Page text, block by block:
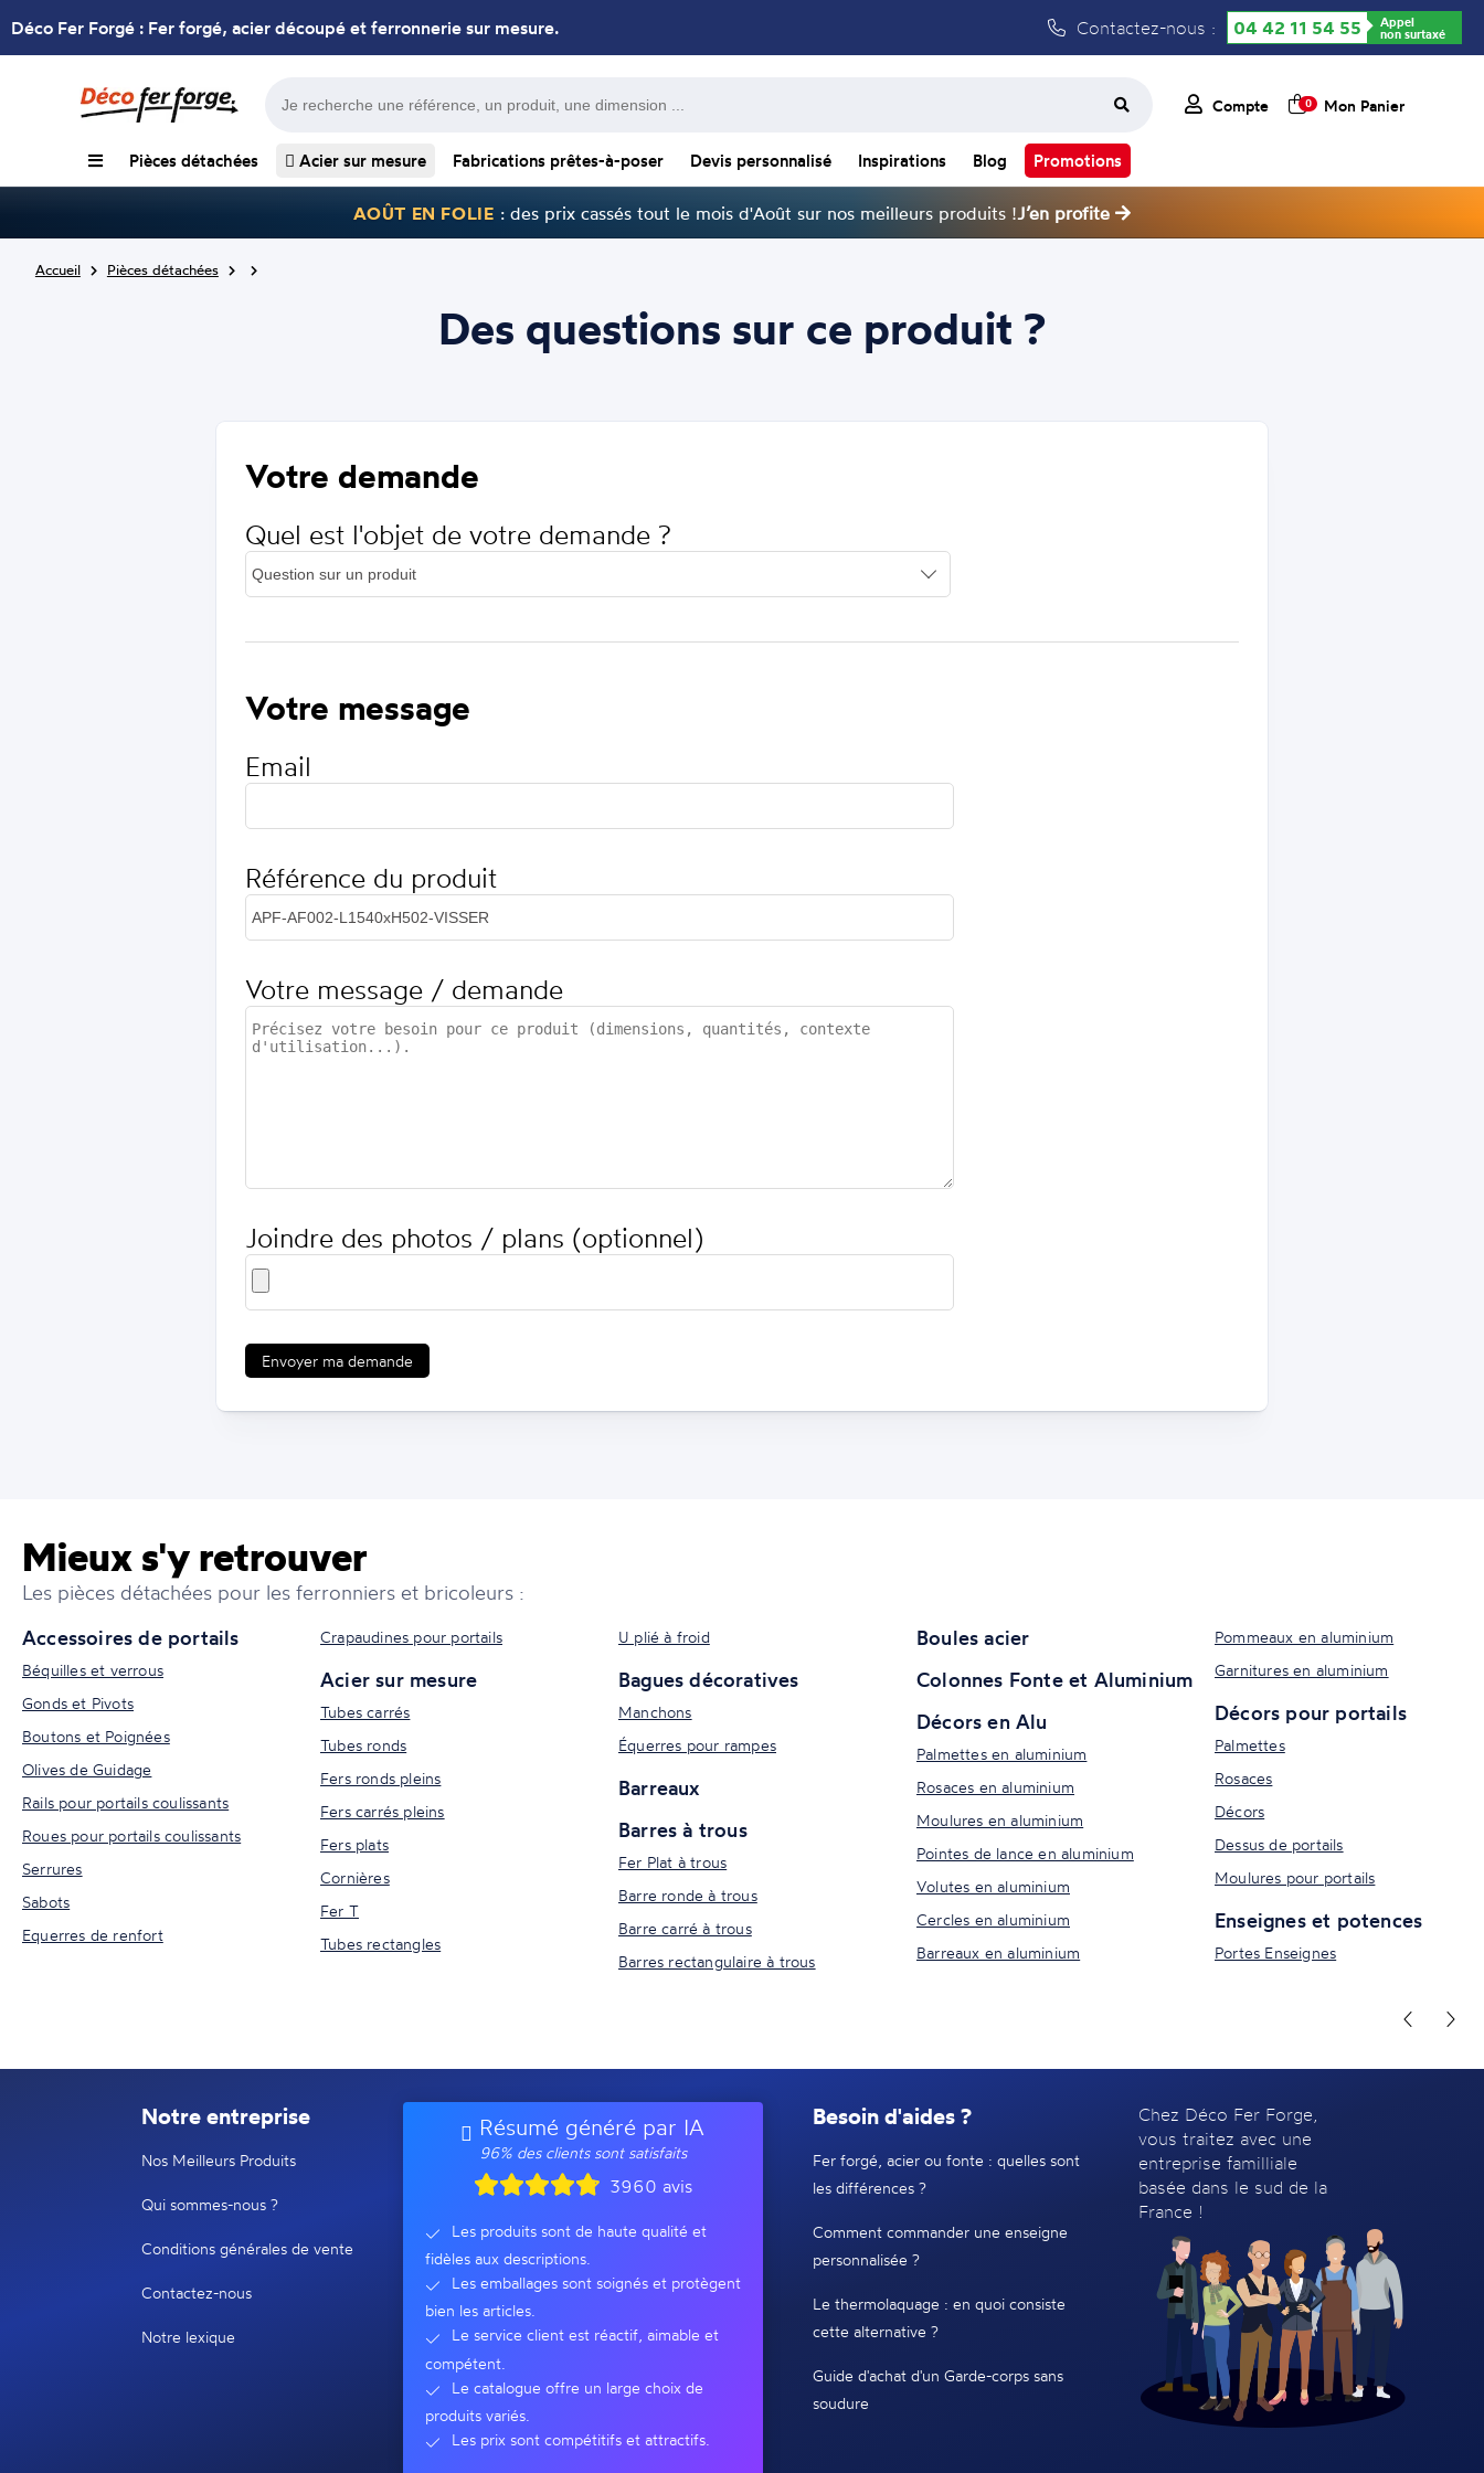
Déco Fer Forgé : Fer forgé, acier découpé et ferronnerie sur mesure. Contactez-nous : 04 42 11 54 55 Appel
non surtaxé
Compte 0 Mon Panier
Pièces détachées Acier sur mesure Fabrications prêtes-à-poser Devis personnalisé Inspirations Blog Promotions
AOÛT EN FOLIE : des prix cassés tout le mois d'Août sur nos meilleurs produits !J’en profite
Accueil Pièces détachées
Des questions sur ce produit ?
Votre demande
Quel est l'objet de votre demande ?
Votre message
Email
Référence du produit
Votre message / demande
Joindre des photos / plans (optionnel)
Envoyer ma demande
Mieux s'y retrouver
Les pièces détachées pour les ferronniers et bricoleurs :
Accessoires de portails
Béquilles et verrous
Gonds et Pivots
Boutons et Poignées
Olives de Guidage
Rails pour portails coulissants
Roues pour portails coulissants
Serrures
Sabots
Equerres de renfort
Crapaudines pour portails
Acier sur mesure
Tubes carrés
Tubes ronds
Fers ronds pleins
Fers carrés pleins
Fers plats
Cornières
Fer T
Tubes rectangles
U plié à froid
Bagues décoratives
Manchons
Équerres pour rampes
Barreaux
Barres à trous
Fer Plat à trous
Barre ronde à trous
Barre carré à trous
Barres rectangulaire à trous
Boules acier
Colonnes Fonte et Aluminium
Décors en Alu
Palmettes en aluminium
Rosaces en aluminium
Moulures en aluminium
Pointes de lance en aluminium
Volutes en aluminium
Cercles en aluminium
Barreaux en aluminium
Pommeaux en aluminium
Garnitures en aluminium
Décors pour portails
Palmettes
Rosaces
Décors
Dessus de portails
Moulures pour portails
Enseignes et potences
Portes Enseignes
Notre entreprise
Nos Meilleurs Produits
Qui sommes-nous ?
Conditions générales de vente
Contactez-nous
Notre lexique
Résumé généré par IA
96% des clients sont satisfaits
3960 avis
Les produits sont de haute qualité et
fidèles aux descriptions.
Les emballages sont soignés et protègent
bien les articles.
Le service client est réactif, aimable et
compétent.
Le catalogue offre un large choix de
produits variés.
Les prix sont compétitifs et attractifs.
Besoin d'aides ?
Fer forgé, acier ou fonte : quelles sont
les différences ?
Comment commander une enseigne
personnalisée ?
Le thermolaquage : en quoi consiste
cette alternative ?
Guide d'achat d'un Garde-corps sans
soudure
Chez Déco Fer Forge,
vous traitez avec une
entreprise familliale
basée dans le sud de la
France !